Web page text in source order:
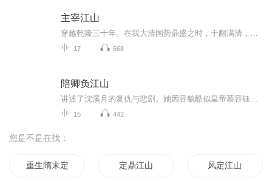
主宰江山
17 668
陪卿负江山
15 442
您是不是在找：
重生隋末定江山 定鼎江山 风定江山